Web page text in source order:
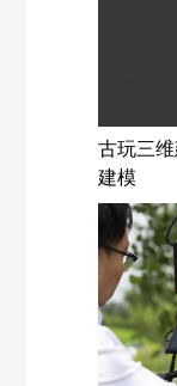
古玩三
建模